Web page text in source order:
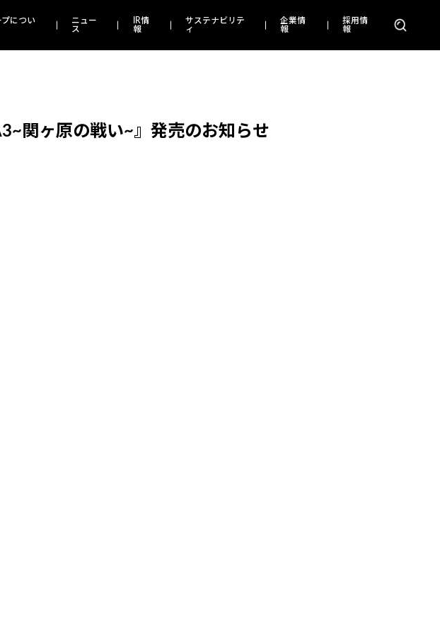
プについ
ニュー
ス
IR情
報
サステナビリテ
ィ
企業情
報
採用情
報
関ヶ原の戦い~』発売のお知らせ